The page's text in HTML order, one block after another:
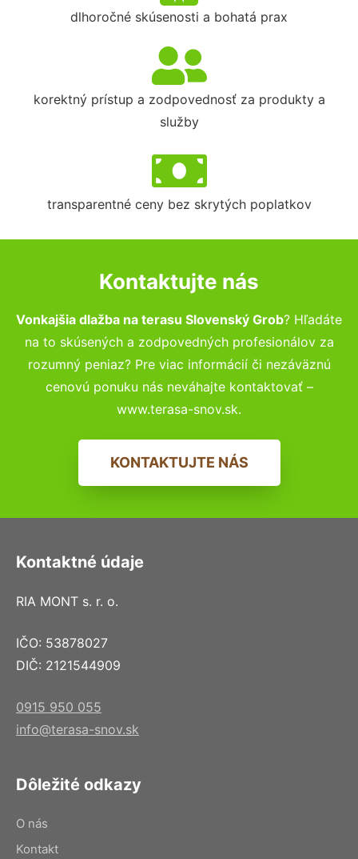
dlhoročné skúsenosti a bohatá prax
korektný prístup a zodpovednosť za produkty a
služby
transparentné ceny bez skrytých poplatkov
Kontaktujte nás
Vonkajšia dlažba na terasu Slovenský Grob? Hľadáte
na to skúsených a zodpovedných profesionálov za
rozumný peniaz? Pre viac informácií či nezáväznú
cenovú ponuku nás neváhajte kontaktovať –
www.terasa-snov.sk.
KONTAKTUJTE NÁS
Kontaktné údaje
RIA MONT s. r. o.
IČO: 53878027
DIČ: 2121544909
0915 950 055
info@terasa-snov.sk
Dôležité odkazy
O nás
Kontakt